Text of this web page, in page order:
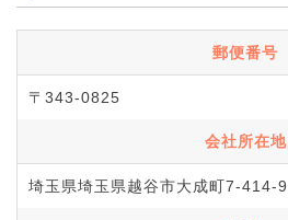
郵便番号
〒343-0825
会社所在地
埼玉県埼玉県越谷市大成町7-414-9